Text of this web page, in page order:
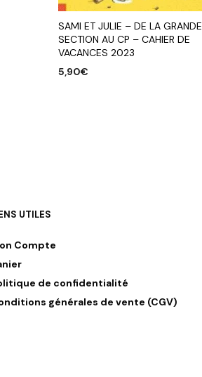
SAMI ET JULIE – DE LA GRANDE
SECTION AU CP – CAHIER DE
VACANCES 2023
5,90€
UTILES
Compte
de confidentialité
générales de vente (CGV)